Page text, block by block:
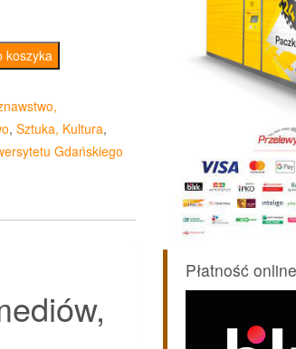
koszyka
, Sztuka, Kultura,
Gdańskiego
Płatność online